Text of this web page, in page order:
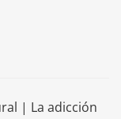
| La adicción